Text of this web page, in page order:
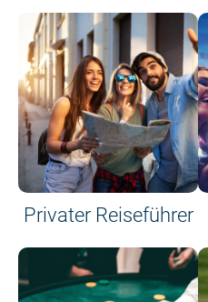
Privater Reiseführer